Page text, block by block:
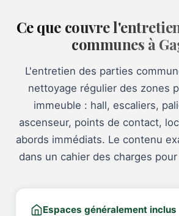
Ce que couvre
communes à
L'entretien des parties
nettoyage régulier des zones
immeuble : hall, escaliers,
ascenseur, points de contact,
abords immédiats. Le contenu
dans un cahier des charges
Espaces généralement inclus